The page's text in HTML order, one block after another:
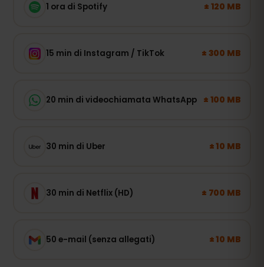
1 ora di Spotify ± 120 MB
15 min di Instagram / TikTok ± 300 MB
20 min di videochiamata WhatsApp ± 100 MB
30 min di Uber ± 10 MB
30 min di Netflix (HD) ± 700 MB
50 e-mail (senza allegati) ± 10 MB